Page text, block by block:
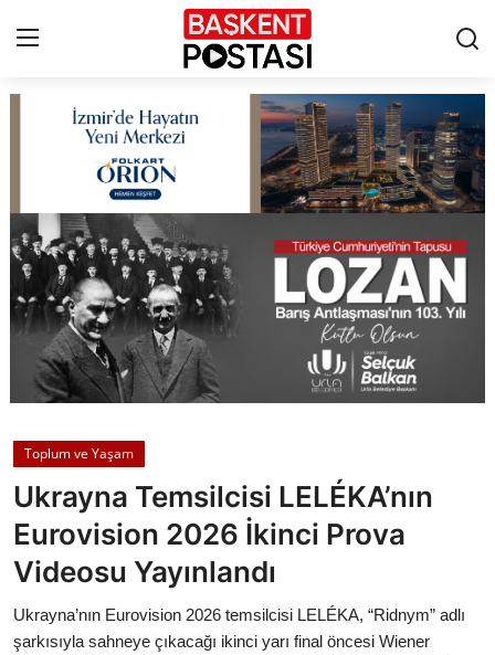
Çerez Politikası
Künye
Ankara
TBMM
Cumhurbaşkanlığı
Bakanlıklar
Siyasi Partiler
Mülki İdare
Toplum ve Yaşam
Ukrayna Temsilcisi LELÉKA’nın
Eurovision 2026 İkinci Prova
Videosu Yayınlandı
Ukrayna’nın Eurovision 2026 temsilcisi LELÉKA, “Ridnym” adlı
şarkısıyla sahneye çıkacağı ikinci yarı final öncesi Wiener